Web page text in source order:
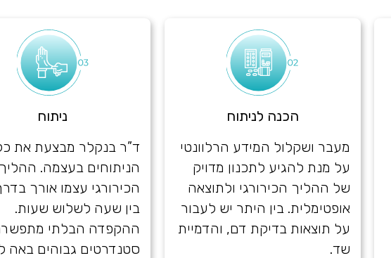
הכנה לניתוח
מעבר ושקלול המידע הרלוונטי
על מנת להגיע לתכנון מדויק
של ההליך הכירורגי ולתוצאה
אופטימלית. בין היתר יש לעבור
על תוצאות בדיקת דם, והדמיית
שד.
ניתוח
ד”ר בנקלר מבצעת את
הניתוחים בעצמה. ההליך
הכירורגי עצמו אורך
בין שעה לשלוש שעות.
ההקפדה הבלתי
סטנדרטים גבוהים באה